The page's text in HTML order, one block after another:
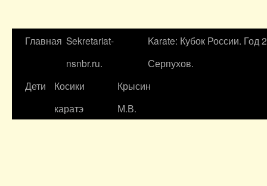
Главная Sekretariat-
nsnbr.ru.
Karate: Кубок России. Год
Серпухов.
Дети
Косики
каратэ
Крысин
М.В.